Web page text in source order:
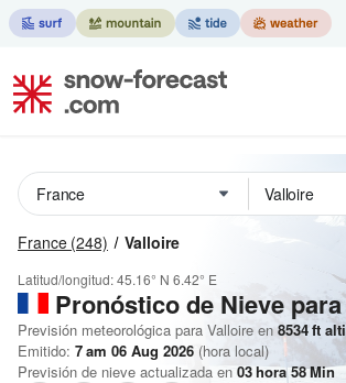
France (248) Valloire
Latitud/longitud:45.16° N 6.42° E
Pronóstico de Nieve
Previsión meteorológica para Valloire en 8534ft
Emitido: 7 am 06 Aug 2026 (hora local)
Previsión de nieve actualizada en 03hora58Min